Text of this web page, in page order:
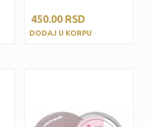
450.00RSD
DODAJ U KORPU